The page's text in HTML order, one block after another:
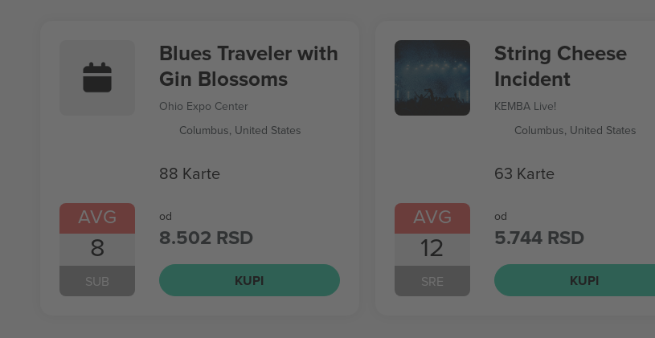
AVG
8
SUB
Blues Traveler with
Gin Blossoms
Ohio Expo Center
Columbus, United States
88 Karte
od
8.502 RSD
KUPI
AVG
12
SRE
String Cheese
Incident
KEMBA Live!
Columbus, United States
63 Karte
od
5.744 RSD
KUPI